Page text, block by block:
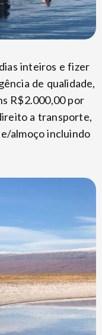
inteiros e fizer
de qualidade,
R$2.000,00 por
a transporte,
almoço incluindo